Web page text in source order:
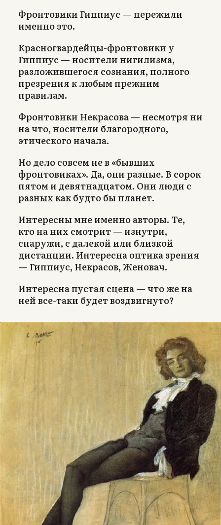
Фронтовики Гиппиус — пережили
именно это.
Красногвардейцы-фронтовики у
Гиппиус — носители нигилизма,
разложившегося сознания, полного
презрения к любым прежним
правилам.
Фронтовики Некрасова — несмотря ни
на что, носители благородного,
этического начала.
Но дело совсем не в «бывших
фронтовиках». Да, они разные. В сорок
пятом и девятнадцатом. Они люди с
разных как будто бы планет.
Интересны мне именно авторы. Те,
кто на них смотрит — изнутри,
снаружи, с далекой или близкой
дистанции. Интересна оптика зрения
— Гиппиус, Некрасов, Женовач.
Интересна пустая сцена — что же на
ней все-таки будет воздвигнуто?